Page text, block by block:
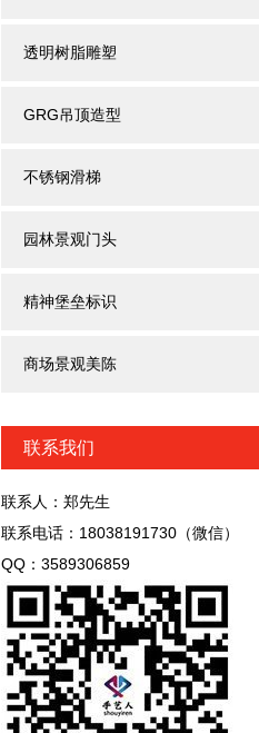
透明树脂雕塑
GRG吊顶造型
不锈钢滑梯
园林景观门头
精神堡垒标识
商场景观美陈
联系我们
联系人：郑先生
联系电话：18038191730（微信）
QQ：3589306859